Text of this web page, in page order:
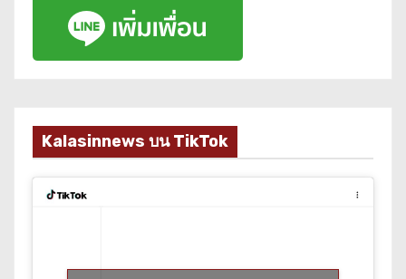
Kalasinnews บน TikTok